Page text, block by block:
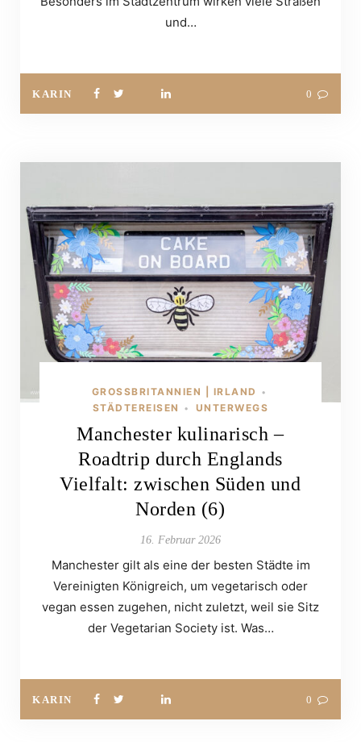
und…
KARIN 0
GROSSBRITANNIEN | IRLAND •
STÄDTEREISEN • UNTERWEGS
Manchester kulinarisch –
Roadtrip durch Englands
Vielfalt: zwischen Süden und
Norden (6)
16. Februar 2026
Manchester gilt als eine der besten Städte im
Vereinigten Königreich, um vegetarisch oder
vegan essen zugehen, nicht zuletzt, weil sie Sitz
der Vegetarian Society ist. Was…
KARIN 0